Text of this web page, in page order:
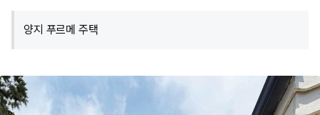
양지 푸르메 주택